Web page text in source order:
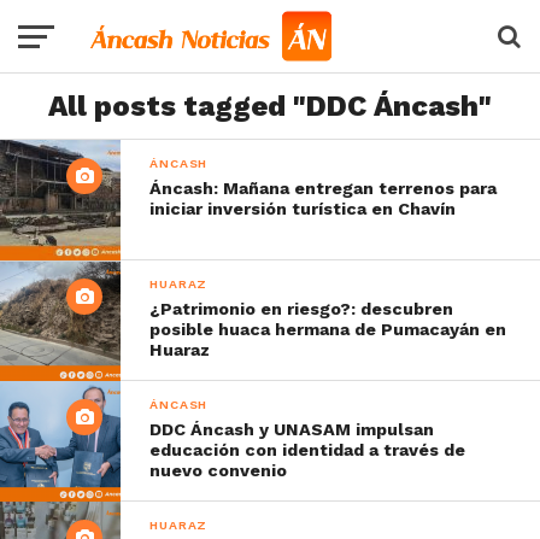
All posts tagged "DDC Áncash"
ÁNCASH
Áncash: Mañana entregan terrenos para
iniciar inversión turística en Chavín
HUARAZ
¿Patrimonio en riesgo?: descubren
posible huaca hermana de Pumacayán en
Huaraz
ÁNCASH
DDC Áncash y UNASAM impulsan
educación con identidad a través de
nuevo convenio
HUARAZ